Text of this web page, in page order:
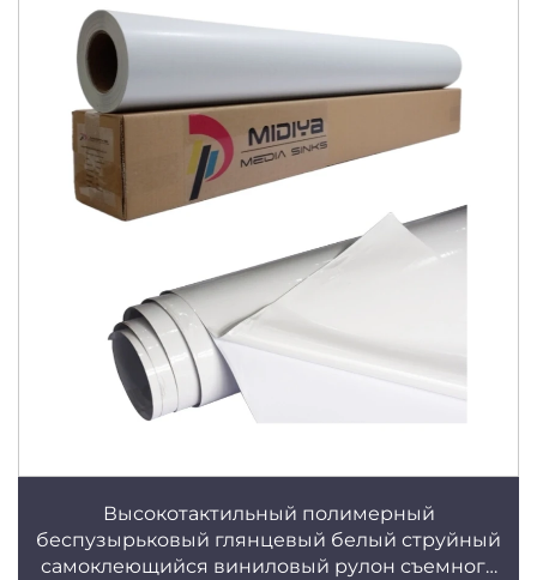
Высокотактильный полимерный
беспузырьковый глянцевый белый струйный
самоклеющийся виниловый рулон съемного